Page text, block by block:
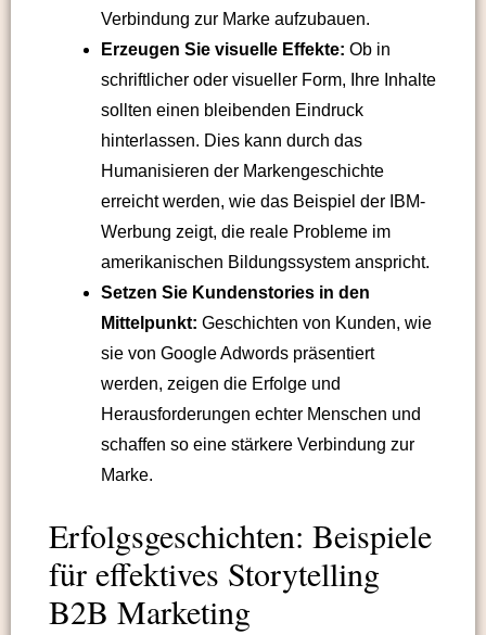
Verbindung zur Marke aufzubauen.
Erzeugen Sie visuelle Effekte: Ob in
schriftlicher oder visueller Form, Ihre Inhalte
sollten einen bleibenden Eindruck
hinterlassen. Dies kann durch das
Humanisieren der Markengeschichte
erreicht werden, wie das Beispiel der IBM-
Werbung zeigt, die reale Probleme im
amerikanischen Bildungssystem anspricht.
Setzen Sie Kundenstories in den
Mittelpunkt: Geschichten von Kunden, wie
sie von Google Adwords präsentiert
werden, zeigen die Erfolge und
Herausforderungen echter Menschen und
schaffen so eine stärkere Verbindung zur
Marke.
Erfolgsgeschichten: Beispiele
für effektives Storytelling
B2B Marketing